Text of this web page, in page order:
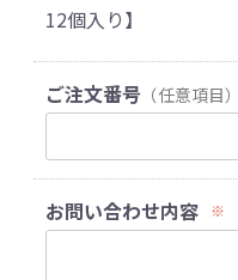
12個入り】
ご注文番号 （任意項目）
お問い合わせ内容 ※